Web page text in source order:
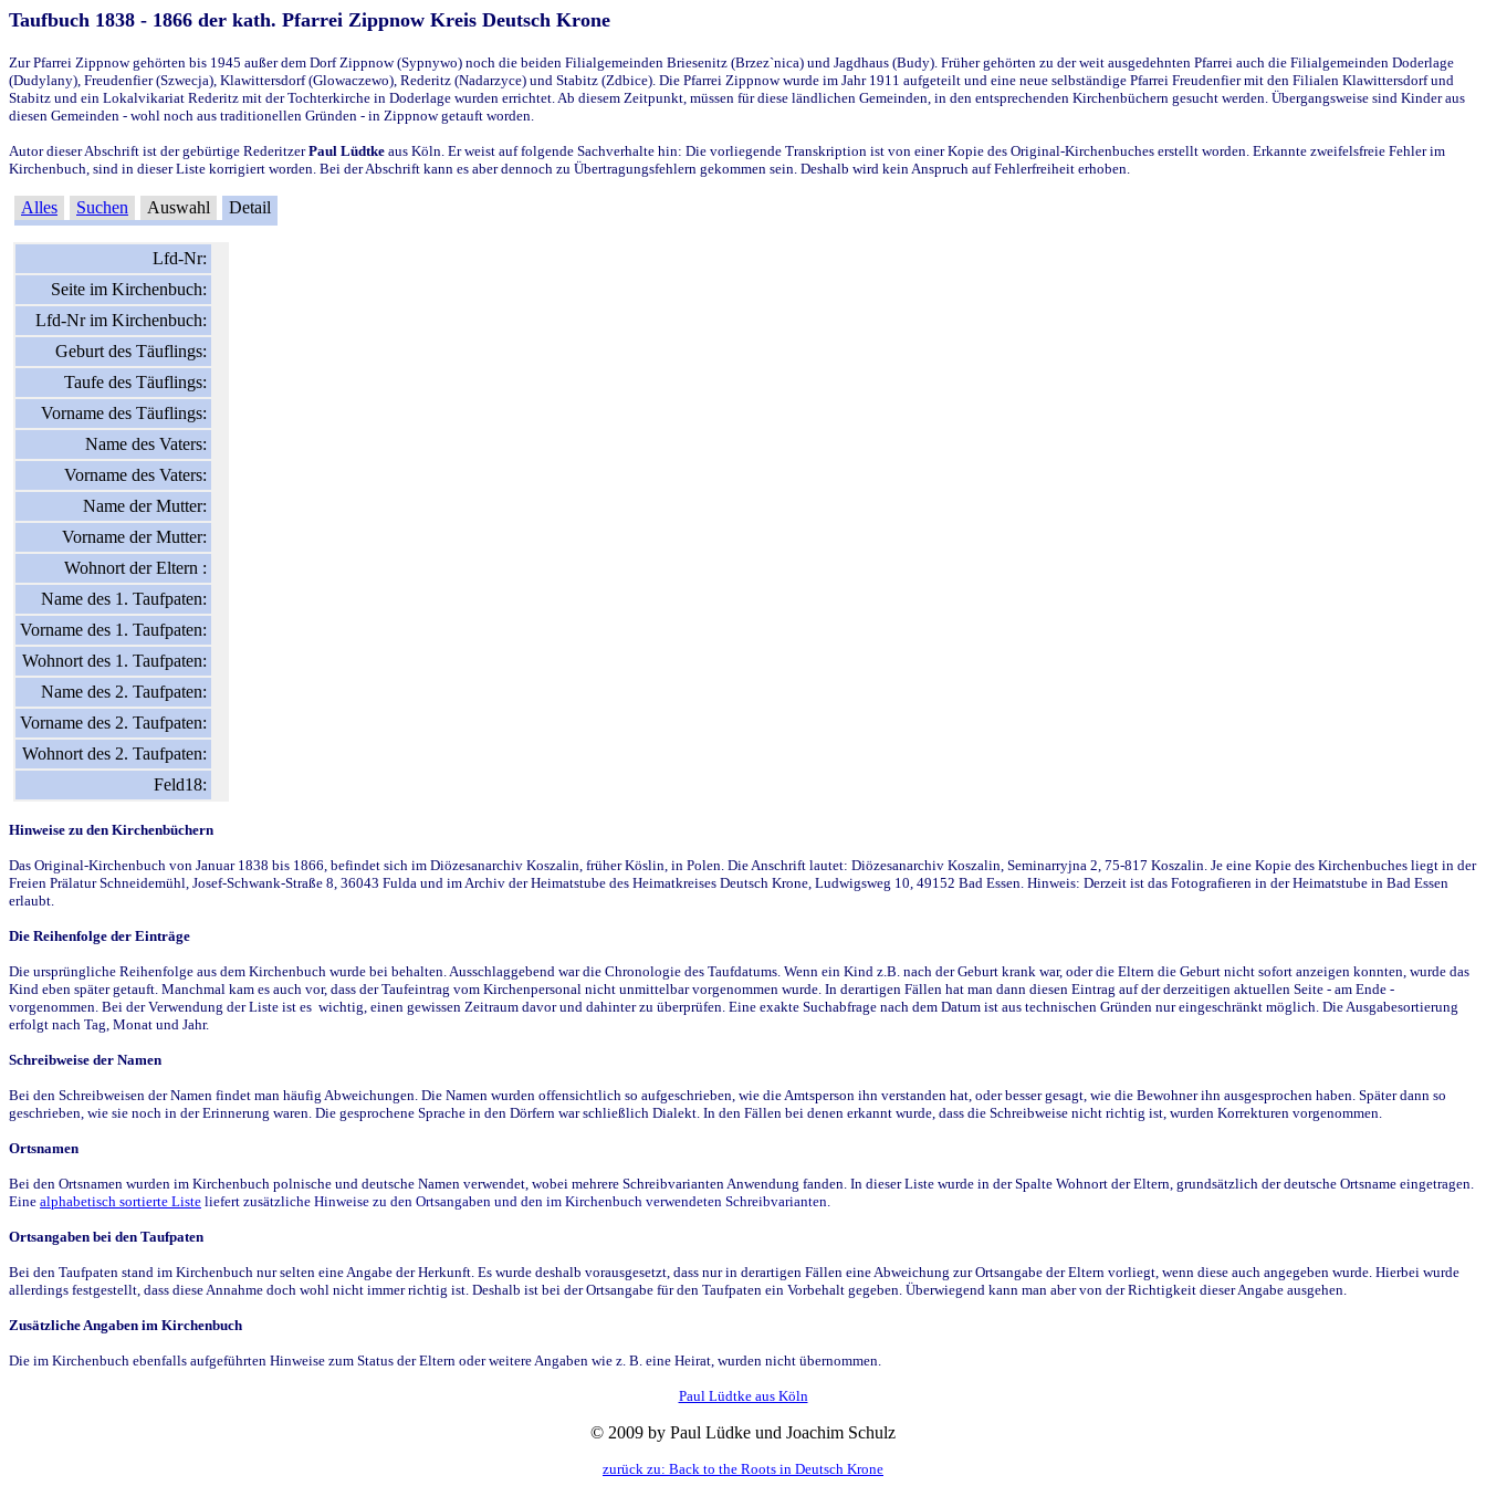
Taufbuch 1838 - 1866 der kath. Pfarrei Zippnow Kreis Deutsch Krone
Zur Pfarrei Zippnow gehörten bis 1945 außer dem Dorf Zippnow (Sypnywo) noch die beiden Filialgemeinden Briesenitz (Brzez`nica) und Jagdhaus (Budy). Früher gehörten zu der weit ausgedehnten Pfarrei auch die Filialgemeinden Doderlage
(Dudylany), Freudenfier (Szwecja), Klawittersdorf (Glowaczewo), Rederitz (Nadarzyce) und Stabitz (Zdbice). Die Pfarrei Zippnow wurde im Jahr 1911 aufgeteilt und eine neue selbständige Pfarrei Freudenfier mit den Filialen Klawittersdorf und
Stabitz und ein Lokalvikariat Rederitz mit der Tochterkirche in Doderlage wurden errichtet. Ab diesem Zeitpunkt, müssen für diese ländlichen Gemeinden, in den entsprechenden Kirchenbüchern gesucht werden. Übergangsweise sind Kinder aus
diesen Gemeinden - wohl noch aus traditionellen Gründen - in Zippnow getauft worden.
Autor dieser Abschrift ist der gebürtige RederitzerPaul Lüdtke aus Köln. Er weist auf folgende Sachverhalte hin: Die vorliegende Transkription ist von einer Kopie des Original-Kirchenbuches erstellt worden. Erkannte zweifelsfreie Fehler im
Kirchenbuch, sind in dieser Liste korrigiert worden. Bei der Abschrift kann es aber dennoch zu Übertragungsfehlern gekommen sein. Deshalb wird kein Anspruch auf Fehlerfreiheit erhoben.
Alles Suchen Auswahl Detail
Lfd-Nr:
Seite im Kirchenbuch:
Lfd-Nr im Kirchenbuch:
Geburt des Täuflings:
Taufe des Täuflings:
Vorname des Täuflings:
Name des Vaters:
Vorname des Vaters:
Name der Mutter:
Vorname der Mutter:
Wohnort der Eltern :
Name des 1. Taufpaten:
Vorname des 1. Taufpaten:
Wohnort des 1. Taufpaten:
Name des 2. Taufpaten:
Vorname des 2. Taufpaten:
Wohnort des 2. Taufpaten:
Feld18:
Hinweise zu den Kirchenbüchern
Das Original-Kirchenbuch von Januar 1838 bis 1866, befindet sich im Diözesanarchiv Koszalin, früher Köslin, in Polen. Die Anschrift lautet: Diözesanarchiv Koszalin, Seminarryjna 2, 75-817 Koszalin. Je eine Kopie des Kirchenbuches liegt in der
Freien Prälatur Schneidemühl, Josef-Schwank-Straße 8, 36043 Fulda und im Archiv der Heimatstube des Heimatkreises Deutsch Krone, Ludwigsweg 10, 49152 Bad Essen. Hinweis: Derzeit ist das Fotografieren in der Heimatstube in Bad Essen
erlaubt.
Die Reihenfolge der Einträge
Die ursprüngliche Reihenfolge aus dem Kirchenbuch wurde bei behalten. Ausschlaggebend war die Chronologie des Taufdatums. Wenn ein Kind z.B. nach der Geburt krank war, oder die Eltern die Geburt nicht sofort anzeigen konnten, wurde das
Kind eben später getauft. Manchmal kam es auch vor, dass der Taufeintrag vom Kirchenpersonal nicht unmittelbar vorgenommen wurde. In derartigen Fällen hat man dann diesen Eintrag auf der derzeitigen aktuellen Seite - am Ende -
vorgenommen. Bei der Verwendung der Liste ist es wichtig, einen gewissen Zeitraum davor und dahinter zu überprüfen. Eine exakte Suchabfrage nach dem Datum ist aus technischen Gründen nur eingeschränkt möglich. Die Ausgabesortierung
erfolgt nach Tag, Monat und Jahr.
Schreibweise der Namen
Bei den Schreibweisen der Namen findet man häufig Abweichungen. Die Namen wurden offensichtlich so aufgeschrieben, wie die Amtsperson ihn verstanden hat, oder besser gesagt, wie die Bewohner ihn ausgesprochen haben. Später dann so
geschrieben, wie sie noch in der Erinnerung waren. Die gesprochene Sprache in den Dörfern war schließlich Dialekt. In den Fällen bei denen erkannt wurde, dass die Schreibweise nicht richtig ist, wurden Korrekturen vorgenommen.
Ortsnamen
Bei den Ortsnamen wurden im Kirchenbuch polnische und deutsche Namen verwendet, wobei mehrere Schreibvarianten Anwendung fanden. In dieser Liste wurde in der Spalte Wohnort der Eltern, grundsätzlich der deutsche Ortsname eingetragen.
Eine alphabetisch sortierte Liste liefert zusätzliche Hinweise zu den Ortsangaben und den im Kirchenbuch verwendeten Schreibvarianten.
Ortsangaben bei den Taufpaten
Bei den Taufpaten stand im Kirchenbuch nur selten eine Angabe der Herkunft. Es wurde deshalb vorausgesetzt, dass nur in derartigen Fällen eine Abweichung zur Ortsangabe der Eltern vorliegt, wenn diese auch angegeben wurde. Hierbei wurde
allerdings festgestellt, dass diese Annahme doch wohl nicht immer richtig ist. Deshalb ist bei der Ortsangabe für den Taufpaten ein Vorbehalt gegeben. Überwiegend kann man aber von der Richtigkeit dieser Angabe ausgehen.
Zusätzliche Angaben im Kirchenbuch
Die im Kirchenbuch ebenfalls aufgeführten Hinweise zum Status der Eltern oder weitere Angaben wie z. B. eine Heirat, wurden nicht übernommen.
Paul Lüdtke aus Köln
© 2009 by Paul Lüdke und Joachim Schulz
zurück zu: Back to the Roots in Deutsch Krone